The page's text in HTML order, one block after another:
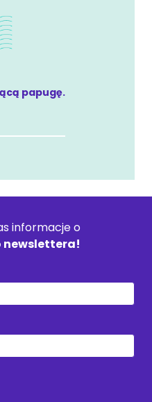
papugę.
informacje o
newslettera!